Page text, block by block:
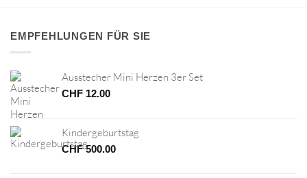
EMPFEHLUNGEN FÜR SIE
Ausstecher Mini Herzen 3er Set
CHF 12.00
Kindergeburtstag
CHF500.00